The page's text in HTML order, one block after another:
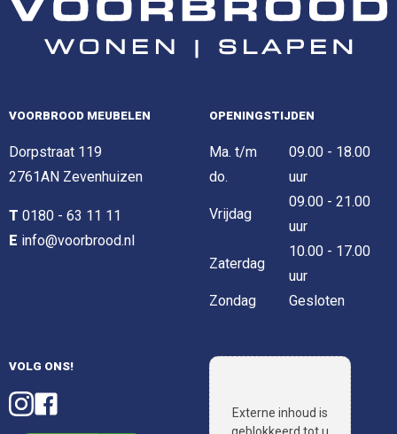
VOORBROOD MEUBELEN
Dorpstraat 119
2761AN Zevenhuizen
T 0180 - 63 11 11
E info@voorbrood.nl
OPENINGSTIJDEN
Ma. t/m
do.
09.00 - 18.00
uur
Vrijdag
09.00 - 21.00
uur
Zaterdag
10.00 - 17.00
uur
Zondag
Gesloten
VOLG ONS!
Externe inhoud is